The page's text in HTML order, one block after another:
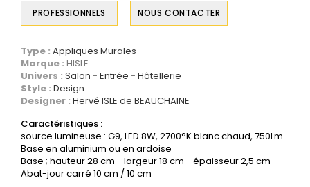
PROFESSIONNELS NOUS CONTACTER
Type : Appliques Murales
Marque : HISLE
Univers : Salon Entrée
Hôtellerie
Style : Design
Designer : Hervé ISLE de BEAUCHAINE
Caractéristiques :
source lumineuse : G9, LED 8W, 2700°K blanc chaud, 750Lm
Base en aluminium ou en ardoise
Base ; hauteur 28 cm - largeur 18 cm - épaisseur 2,5 cm -
Abat-jour carré 10 cm / 10 cm